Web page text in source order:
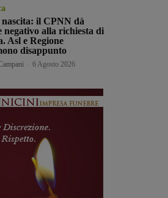
il CPNN dà
negativo alla richiesta di
Asl e Regione
disappunto
6 Agosto 2026